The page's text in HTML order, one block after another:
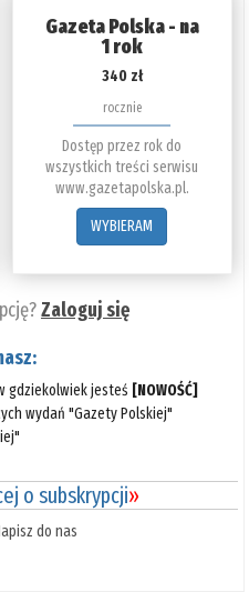
Gazeta Polska - na
1 rok
340 zł
rocznie
Dostęp przez rok do
wszystkich treści serwisu
www.gazetapolska.pl.
WYBIERAM
Zaloguj się
gdziekolwiek jesteś [NOWOŚĆ]
wydań "Gazety Polskiej"
o subskrypcji»
do nas